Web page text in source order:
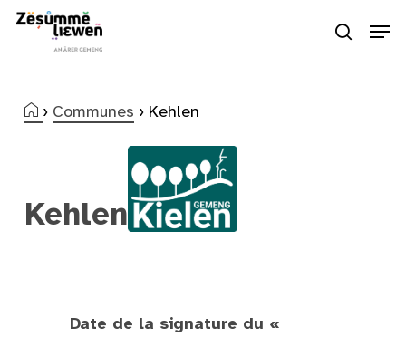
Skip
search
› Communes › Kehlen
Kehlen
Date de la signature du «